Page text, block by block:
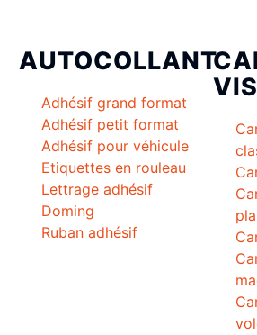
AUTOCOLLANT
Adhésif grand format
Adhésif petit format
Adhésif pour véhicule
Etiquettes en rouleau
Lettrage adhésif
Doming
Ruban adhésif